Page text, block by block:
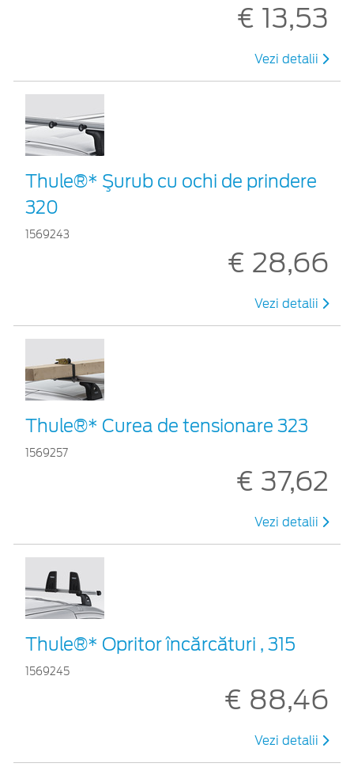
€ 13,53
Vezi detalii
Thule®* Şurub cu ochi de prindere
320
1569243
€ 28,66
Vezi detalii
Thule®* Curea de tensionare 323
1569257
€ 37,62
Vezi detalii
Thule®* Opritor încărcături , 315
1569245
€ 88,46
Vezi detalii